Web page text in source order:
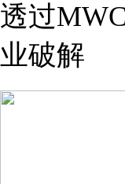
透过
业破解